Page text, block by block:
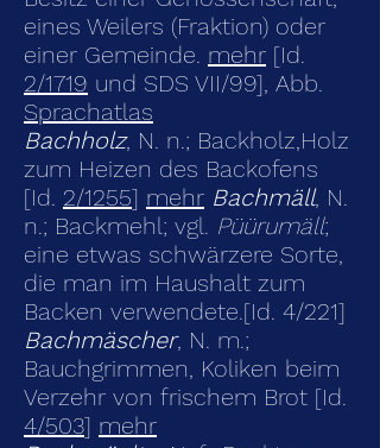
eines Weilers (Fraktion) oder
einer Gemeinde. mehr [Id.
2/1719 und SDS VII/99], Abb.
Sprachatlas
Bachholz, N. n.; Backholz,Holz
zum Heizen des Backofens
[Id. 2/1255] mehr Bachmäll, N.
n.; Backmehl; vgl. Püürumäll;
eine etwas schwärzere Sorte,
die man im Haushalt zum
Backen verwendete.[Id. 4/221]
Bachmäscher, N. m.;
Bauchgrimmen, Koliken beim
Verzehr von frischem Brot [Id.
4/503] mehr